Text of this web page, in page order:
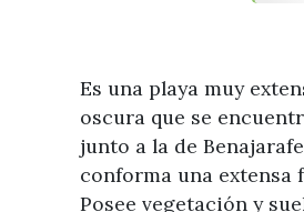
Punto
Historia
Historia del
Fiestas de
Semana
Málaga
Galería
Direcciones y
Ayuntamiento
Encuestas
Es una playa muy
oscura que se
junto a la de
conforma una extensa
Posee vegetación y